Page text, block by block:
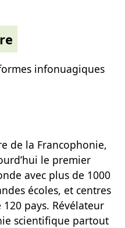
infonuagiques
de la Francophonie,
le premier
avec plus de 1000
écoles, et centres
pays. Révélateur
scientifique partout